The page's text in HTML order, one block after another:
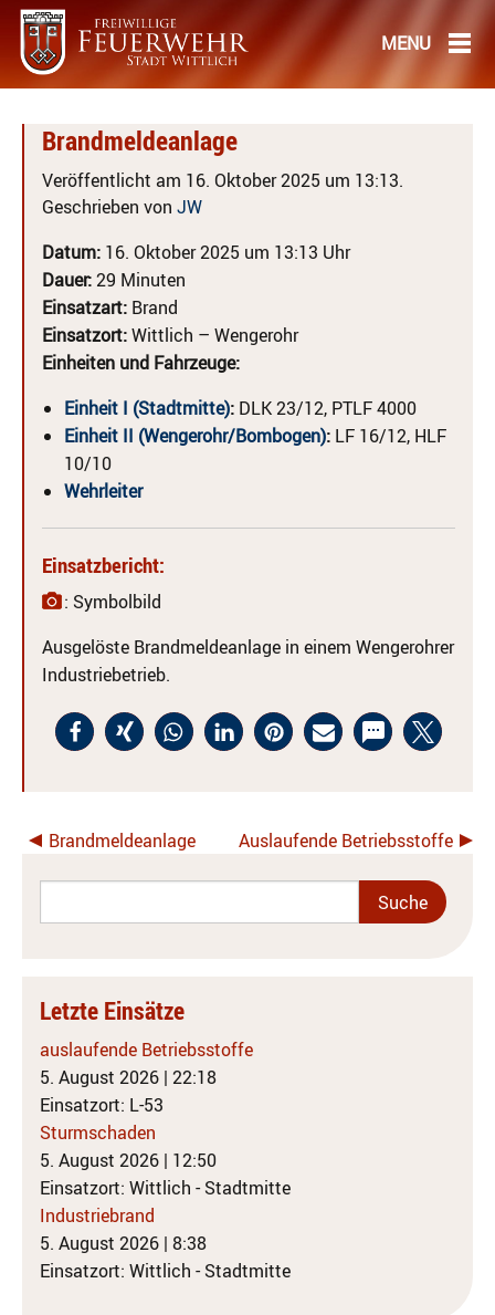
Brandmeldeanlage
Veröffentlicht am 16. Oktober 2025 um 13:13.
Geschrieben von JW
Datum: 16. Oktober 2025 um 13:13 Uhr
Dauer:29 Minuten
Einsatzart: Brand
Einsatzort:Wittlich – Wengerohr
Einheiten und Fahrzeuge:
Einheit I (Stadtmitte): DLK 23/12, PTLF 4000
Einheit II (Wengerohr/Bombogen): LF 16/12, HLF
10/10
Wehrleiter
Einsatzbericht:
: Symbolbild
Ausgelöste Brandmeldeanlage in einem Wengerohrer
Industriebetrieb.
Brandmeldeanlage Auslaufende Betriebsstoffe
Letzte Einsätze
auslaufende Betriebsstoffe
5. August 2026 | 22:18
Einsatzort: L-53
Sturmschaden
5. August 2026 | 12:50
Einsatzort: Wittlich - Stadtmitte
Industriebrand
5. August 2026 | 8:38
Einsatzort: Wittlich - Stadtmitte